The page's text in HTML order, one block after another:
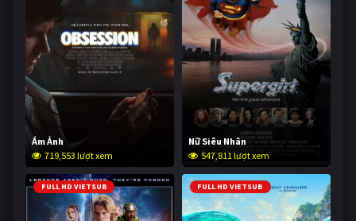
Ám Ảnh
719,553 lượt xem
Nữ Siêu Nhân
547,811 lượt xem
FULL HD VIETSUB FULL HD VIETSUB